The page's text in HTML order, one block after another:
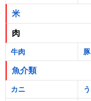
米
肉
牛肉
魚介類
カニ